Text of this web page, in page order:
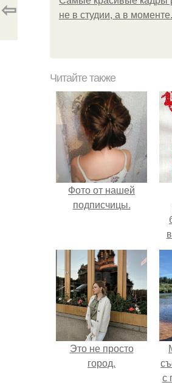
не в студии, а в моменте.
⇦
Читайте также
Фото от нашей
подписчицы.
Это не просто
город.
с